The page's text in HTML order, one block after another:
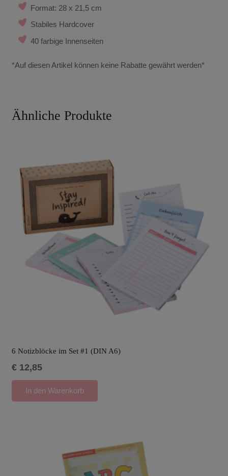
Format: 28 x 21,5 cm
Stabiles Hardcover
40 farbige Innenseiten
*Auf diesen Artikel können keine Rabatte gewährt werden*
Ähnliche Produkte
6 Notizblöcke im Set #1 (DIN A6)
€12,85
In den Warenkorb